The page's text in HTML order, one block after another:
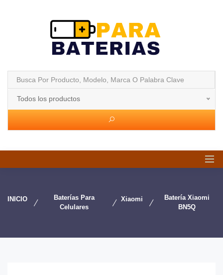
Todos los productos
INICIO
Baterías Para
Celulares
Xiaomi
Batería Xiaomi
BN5Q